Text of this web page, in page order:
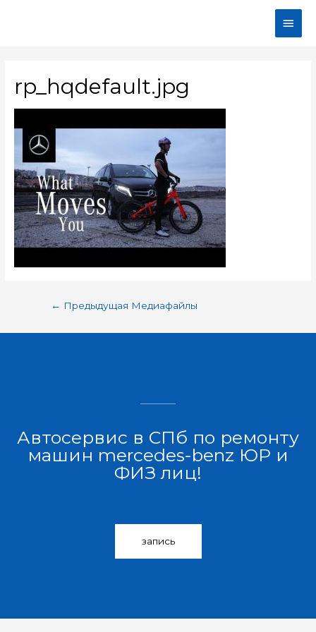
rp_hqdefault.jpg
← Предыдущая Медиафайлы
Автосервис в СПб по ремонту
машин mercedes-benz ЮР и
ФИЗ лиц!
запись